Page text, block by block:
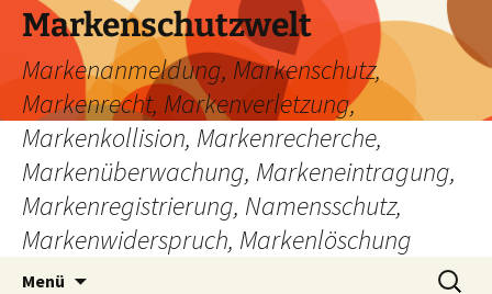
Zum
Inhalt
springen
Markenschutzwelt
Markenanmeldung, Markenschutz,
Markenrecht, Markenverletzung,
Markenkollision, Markenrecherche,
Markenüberwachung, Markeneintragung,
Markenregistrierung, Namensschutz,
Markenwiderspruch, Markenlöschung
Menü
Suchen